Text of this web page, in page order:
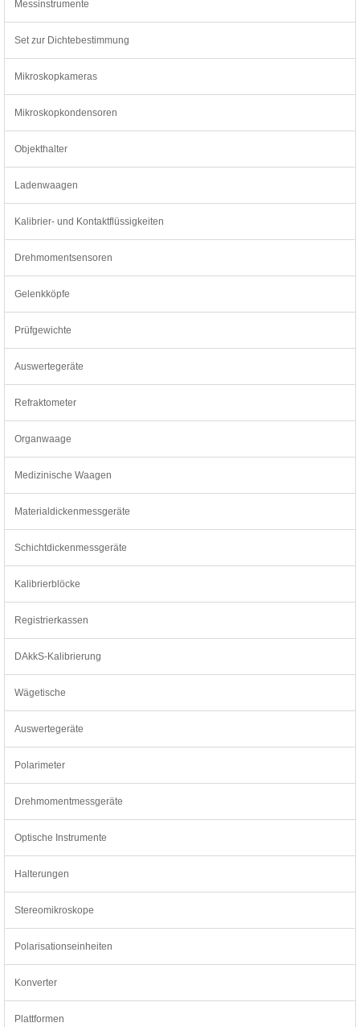
Messinstrumente
Set zur Dichtebestimmung
Mikroskopkameras
Mikroskopkondensoren
Objekthalter
Ladenwaagen
Kalibrier- und Kontaktflüssigkeiten
Drehmomentsensoren
Gelenkköpfe
Prüfgewichte
Auswertegeräte
Refraktometer
Organwaage
Medizinische Waagen
Materialdickenmessgeräte
Schichtdickenmessgeräte
Kalibrierblöcke
Registrierkassen
DAkkS-Kalibrierung
Wägetische
Auswertegeräte
Polarimeter
Drehmomentmessgeräte
Optische Instrumente
Halterungen
Stereomikroskope
Polarisationseinheiten
Konverter
Plattformen